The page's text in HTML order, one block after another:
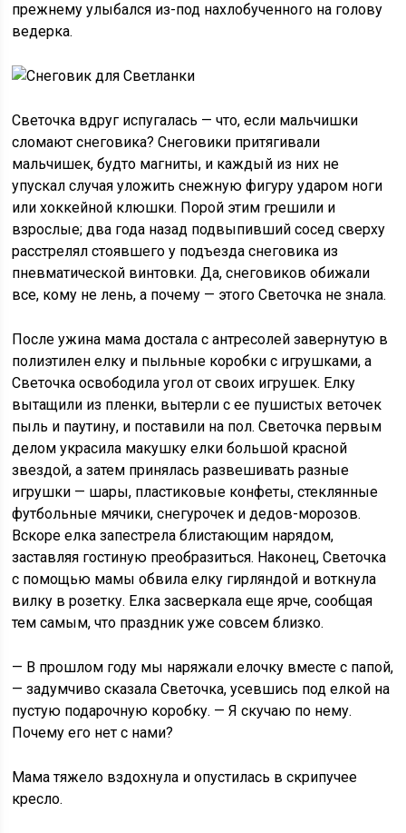
прежнему улыбался из-под нахлобученного на голову
ведерка.
Светочка вдруг испугалась — что, если мальчишки
сломают снеговика? Снеговики притягивали
мальчишек, будто магниты, и каждый из них не
упускал случая уложить снежную фигуру ударом ноги
или хоккейной клюшки. Порой этим грешили и
взрослые; два года назад подвыпивший сосед сверху
расстрелял стоявшего у подъезда снеговика из
пневматической винтовки. Да, снеговиков обижали
все, кому не лень, а почему — этого Светочка не знала.
После ужина мама достала с антресолей завернутую в
полиэтилен елку и пыльные коробки с игрушками, а
Светочка освободила угол от своих игрушек. Елку
вытащили из пленки, вытерли с ее пушистых веточек
пыль и паутину, и поставили на пол. Светочка первым
делом украсила макушку елки большой красной
звездой, а затем принялась развешивать разные
игрушки — шары, пластиковые конфеты, стеклянные
футбольные мячики, снегурочек и дедов-морозов.
Вскоре елка запестрела блистающим нарядом,
заставляя гостиную преобразиться. Наконец, Светочка
с помощью мамы обвила елку гирляндой и воткнула
вилку в розетку. Елка засверкала еще ярче, сообщая
тем самым, что праздник уже совсем близко.
— В прошлом году мы наряжали елочку вместе с папой,
— задумчиво сказала Светочка, усевшись под елкой на
пустую подарочную коробку. — Я скучаю по нему.
Почему его нет с нами?
Мама тяжело вздохнула и опустилась в скрипучее
кресло.